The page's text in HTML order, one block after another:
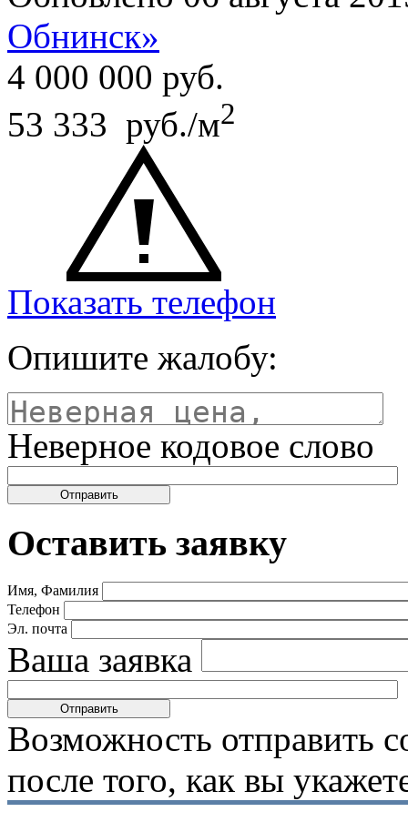
Обнинск»
4 000 000 руб.
53 333 руб./м2
Показать телефон
Опишите жалобу:
Неверное кодовое слово
Оставить заявку
Имя, Фамилия
Телефон
Эл. почта
Ваша заявка
Возможность отправить
после того, как вы